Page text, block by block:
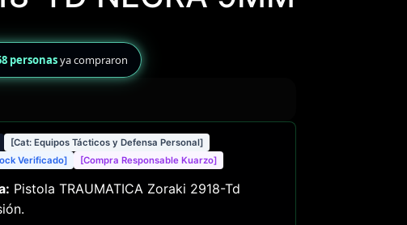
personasya compraron
[Cat: Equipos Tácticos y Defensa Personal]
Verificado] [Compra Responsable Kuarzo]
Pistola TRAUMATICA Zoraki 2918-Td